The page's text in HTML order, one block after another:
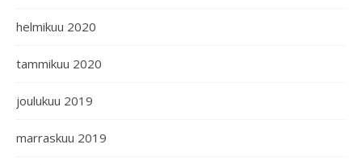
helmikuu 2020
tammikuu 2020
joulukuu 2019
marraskuu 2019